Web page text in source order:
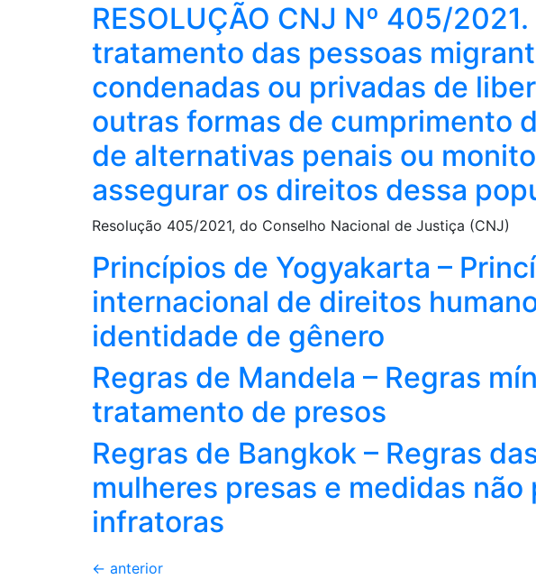
RESOLUÇÃO CNJ Nº 405/
tratamento das pessoas
condenadas ou privadas de
outras formas de cumprimento
de alternativas penais ou
assegurar os direitos dessa
Resolução 405/2021, do Conselho Nacional de Justiça (CNJ)
Princípios de Yogyakarta –
internacional de direitos
identidade de gênero
Regras de Mandela – Regras
tratamento de presos
Regras de Bangkok – Regras
mulheres presas e medidas
infratoras
← anterior